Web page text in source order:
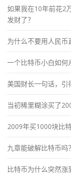
如果我在10年前花2
发财了？
为什么不要用人民币
一个比特币小白如何
美国财长一句话，引
当初稀里糊涂买了
2009年买1000块比
九章能破解比特币吗？
比特币为什么突然涨